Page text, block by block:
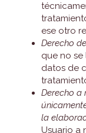
ese otro
Derecho
que no
datos de
Derecho a
la
Usuario a